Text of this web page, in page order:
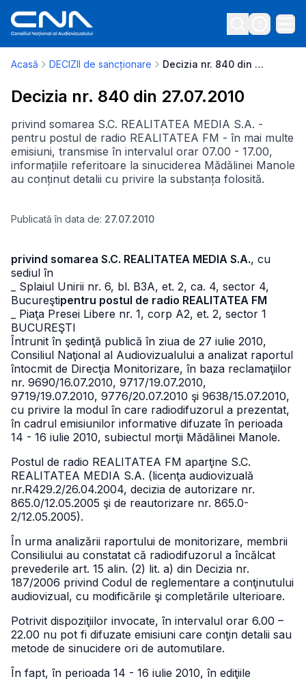
Acasă DECIZII de sancționare Decizia nr. 840 din 27.07.2010
Decizia nr. 840 din 27.07.2010
privind somarea S.C. REALITATEA MEDIA S.A. -
pentru postul de radio REALITATEA FM - în mai multe
emisiuni, transmise în intervalul orar 07.00 - 17.00,
informațiile referitoare la sinuciderea Mădălinei Manole
au conținut detalii cu privire la substanța folosită.
Publicată în data de: 27.07.2010
privind somarea S.C. REALITATEA MEDIA S.A., cu
sediul în
_ Splaiul Unirii nr. 6, bl. B3A, et. 2, ca. 4, sector 4,
Bucureştipentru postul de radio REALITATEA FM
_ Piaţa Presei Libere nr. 1, corp A2, et. 2, sector 1
BUCUREŞTI
Întrunit în şedinţă publică în ziua de 27 iulie 2010,
Consiliul Naţional al Audiovizualului a analizat raportul
întocmit de Direcţia Monitorizare, în baza reclamaţiilor
nr. 9690/16.07.2010, 9717/19.07.2010,
9719/19.07.2010, 9776/20.07.2010 şi 9638/15.07.2010,
cu privire la modul în care radiodifuzorul a prezentat,
în cadrul emisiunilor informative difuzate în perioada
14 - 16 iulie 2010, subiectul morţii Mădălinei Manole.
Postul de radio REALITATEA FM aparţine S.C.
REALITATEA MEDIA S.A. (licenţa audiovizuală
nr.R429.2/26.04.2004, decizia de autorizare nr.
865.0/12.05.2005 şi de reautorizare nr. 865.0-
2/12.05.2005).
În urma analizării raportului de monitorizare, membrii
Consiliului au constatat că radiodifuzorul a încălcat
prevederile art. 15 alin. (2) lit. a) din Decizia nr.
187/2006 privind Codul de reglementare a conţinutului
audiovizual, cu modificările şi completările ulterioare.
Potrivit dispoziţiilor invocate, în intervalul orar 6.00 –
22.00 nu pot fi difuzate emisiuni care conţin detalii sau
metode de sinucidere ori de automutilare.
În fapt, în perioada 14 - 16 iulie 2010, în ediţiile